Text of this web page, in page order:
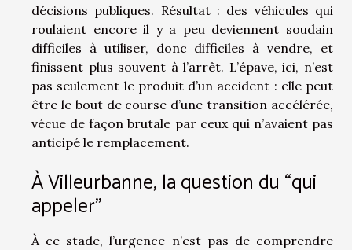
décisions publiques. Résultat : des véhicules qui
roulaient encore il y a peu deviennent soudain
difficiles à utiliser, donc difficiles à vendre, et
finissent plus souvent à l’arrêt. L’épave, ici, n’est
pas seulement le produit d’un accident : elle peut
être le bout de course d’une transition accélérée,
vécue de façon brutale par ceux qui n’avaient pas
anticipé le remplacement.
À Villeurbanne, la question du “qui
appeler”
À ce stade, l’urgence n’est pas de comprendre